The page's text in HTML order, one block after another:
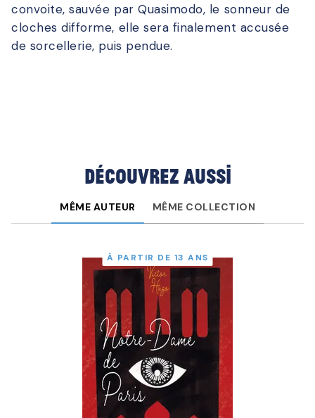
convoite, sauvée par Quasimodo, le sonneur de
cloches difforme, elle sera finalement accusée
de sorcellerie, puis pendue.
Découvrez aussi
MÊME AUTEUR MÊME COLLECTION
À PARTIR DE 13 ANS